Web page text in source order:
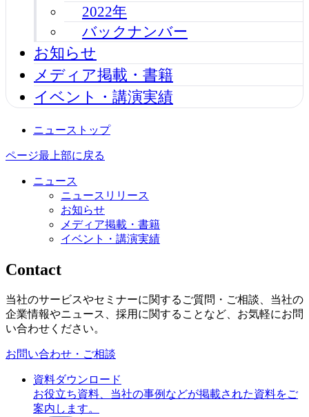
2022年
バックナンバー
お知らせ
メディア掲載・書籍
イベント・講演実績
ニューストップ
ページ最上部に戻る
ニュース
ニュースリリース
お知らせ
メディア掲載・書籍
イベント・講演実績
Contact
当社のサービスやセミナーに関するご質問・ご相談、当社の
企業情報やニュース、採用に関することなど、お気軽にお問
い合わせください。
お問い合わせ・ご相談
資料ダウンロード
お役立ち資料、当社の事例などが掲載された資料をご
案内します。